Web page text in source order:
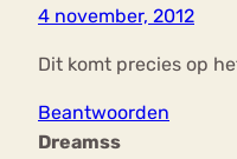
4 november, 2012
Dit komt precies op
Beantwoorden
Dreamss